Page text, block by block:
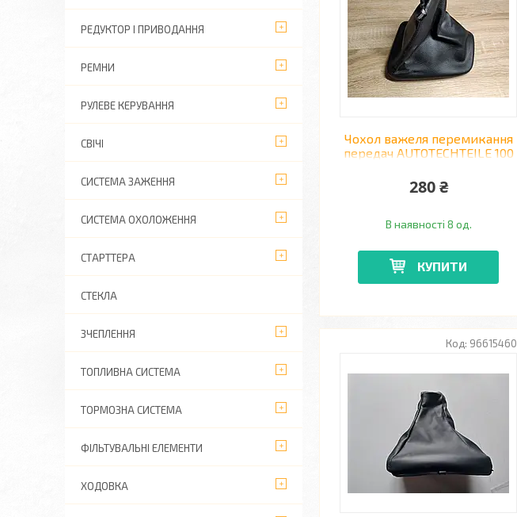
Чохол важеля перемикання
передач AUTOTECHTEILE 100
CDI ->06
280 ₴
В наявності 8 од.
КУПИТИ
96615460
РЕДУКТОР І ПРИВОДАННЯ
РЕМНИ
РУЛЕВЕ КЕРУВАННЯ
СВІЧІ
СИСТЕМА ЗАЖЕННЯ
СИСТЕМА ОХОЛОЖЕННЯ
СТАРТТЕРА
СТЕКЛА
ЗЧЕПЛЕННЯ
ТОПЛИВНА СИСТЕМА
ТОРМОЗНА СИСТЕМА
ФІЛЬТУВАЛЬНІ ЕЛЕМЕНТИ
ХОДОВКА